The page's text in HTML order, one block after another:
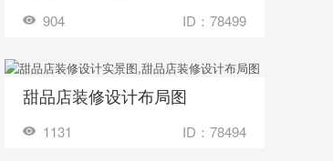
904 ID：78499
收藏 装修成这样要花多少钱？
甜品店装修设计布局图
1131 ID：78494